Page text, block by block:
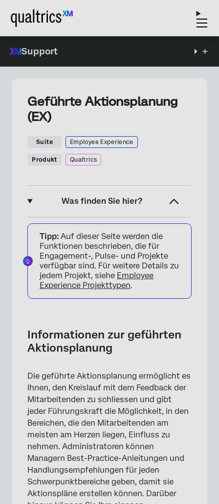
Support
Geführte Aktionsplanung
(EX)
Suite Employee Experience
Produkt Qualtrics
Was finden Sie hier?
Informationen zur geführten Aktionsplanung
Aktionsplanung aktivieren
Anleitung zum Anpassen des Aktionsplans
Geführte Aktionsplanung übersetzen
FAQs
Tipp: Auf dieser Seite werden die
Funktionen beschrieben, die für
Engagement-, Pulse- und Projekte
verfügbar sind. Für weitere Details zu
jedem Projekt, siehe Employee
Experience Projekttypen.
Informationen zur geführten
Aktionsplanung
Die geführte Aktionsplanung ermöglicht es
Ihnen, den Kreislauf mit dem Feedback der
Mitarbeitenden zu schliessen und gibt
jeder Führungskraft die Möglichkeit, in den
Bereichen, die den Mitarbeitenden am
meisten am Herzen liegen, Einfluss zu
nehmen. Administratoren können
Managern Best-Practice-Anleitungen und
Handlungsempfehlungen für jeden
Schwerpunktbereiche geben, damit sie
Aktionspläne erstellen können. Darüber